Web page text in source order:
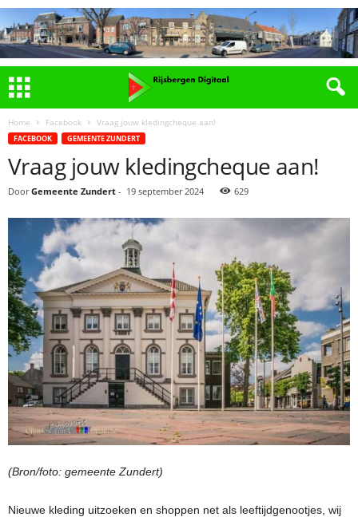
Home Facebook Vraag jouw kledingcheque aan!
FACEBOOK GEMEENTE ZUNDERT
Vraag jouw kledingcheque aan!
Door Gemeente Zundert - 19 september 2024 629
(Bron/foto: gemeente Zundert)
Nieuwe kleding uitzoeken en shoppen net als leeftijdgenootjes, wij